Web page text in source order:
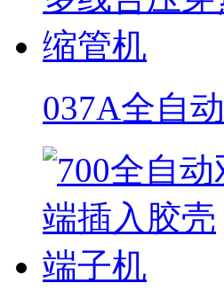
037A全自